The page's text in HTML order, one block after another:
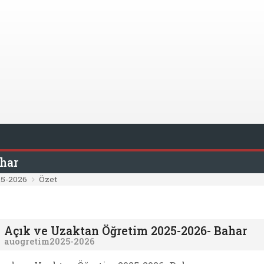
2026 Özet
Açık ve Uzaktan Öğretim 2025-2026- Bahar
auogretim2025-2026